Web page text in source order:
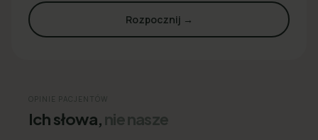
Rozpocznij →
OPINIE PACJENTÓW
Ich słowa,nie nasze